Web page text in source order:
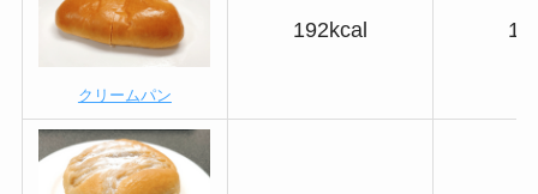
クリームパン
192kcal